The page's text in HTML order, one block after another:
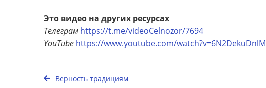
Это видео на других ресурсах
Телеграм https://t.me/videoCelnozor/7694
YouTube https://www.youtube.com/watch?v=6N2DekuDnlM
Верность традициям